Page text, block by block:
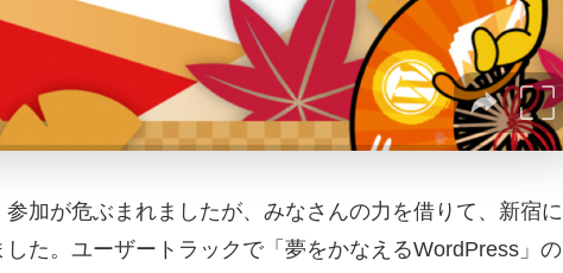
加が危ぶまれましたが、みなさんの力を借りて、新宿に
た。ユーザートラックで「夢をかなえるWordPress」の